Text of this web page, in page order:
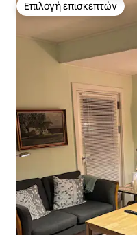
Επιλογή επισκεπτών
Επιλογή επισκεπτών